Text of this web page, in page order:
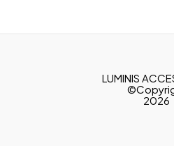
LUMINIS
2026